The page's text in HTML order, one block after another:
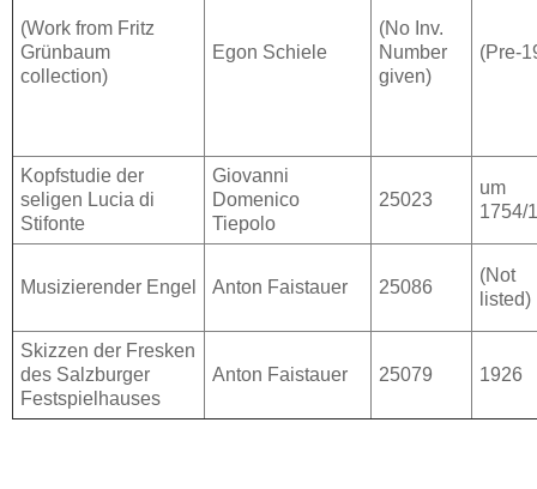
(Work from Fritz
Grünbaum
collection)
Egon Schiele
(No Inv.
Number
given)
(Pre-
Kopfstudie der
seligen Lucia di
Stifonte
Giovanni
Domenico
Tiepolo
25023
um
1754/
Musizierender Engel Anton Faistauer 25086
(Not
listed)
Skizzen der Fresken
des Salzburger
Festspielhauses
Anton Faistauer 25079 1926